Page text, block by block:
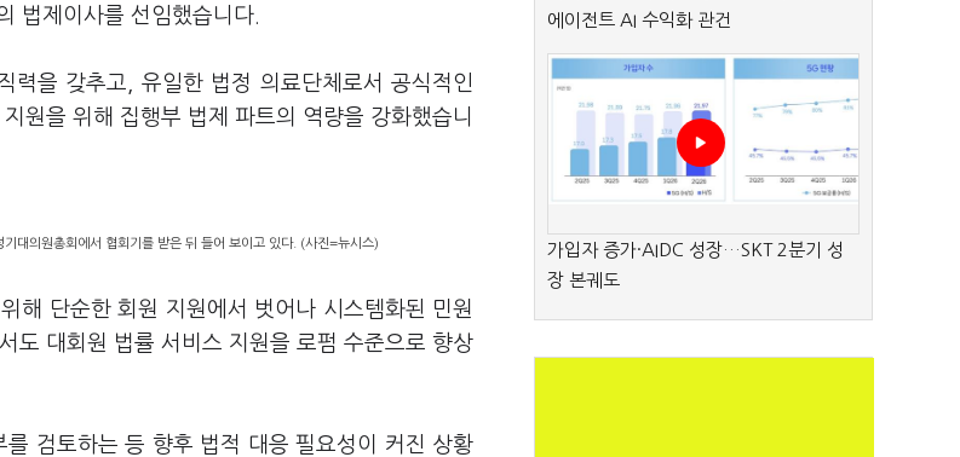
법제이사를 선임했습니다.
력을 갖추고, 유일한 법정 의료단체로서 공식적인
원을 위해 집행부 법제 파트의 역량을 강화했습니
대의원총회에서 협회기를 받은 뒤 들어 보이고 있다. (사진=뉴시스)
해 단순한 회원 지원에서 벗어나 시스템화된 민원
도 대회원 법률 서비스 지원을 로펌 수준으로 향상
검토하는 등 향후 법적 대응 필요성이 커진 상황
에이전트 AI 수익화 관건
가입자 증가·AIDC 성장…SKT 2분기 성
장 본궤도